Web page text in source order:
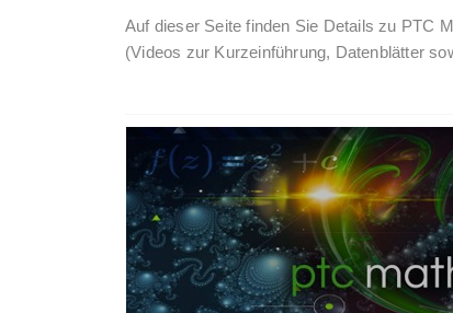
Auf dieser Seite finden Sie Details zu PTC
(Videos zur Kurzeinführung, Datenblätter